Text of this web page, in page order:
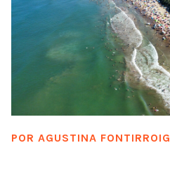
POR AGUSTINA FONTIRROIG